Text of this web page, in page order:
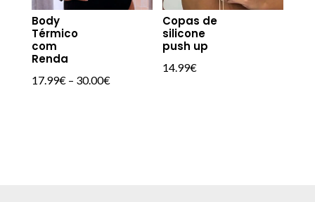
Body
Térmico
com
Renda
17.99€– 30.00€
Copas de
silicone
push up
14.99€